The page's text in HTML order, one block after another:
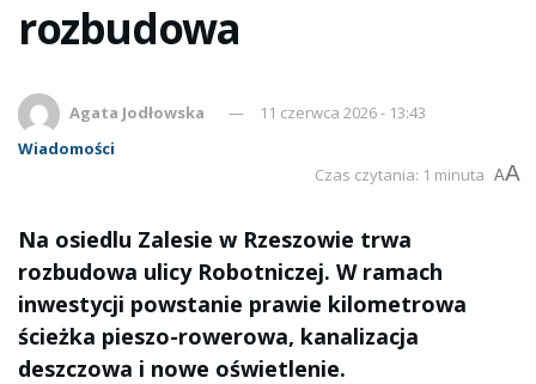
rozbudowa
Agata Jodłowska
11 czerwca 2026 - 13:43
Wiadomości
Czas czytania: 1 minuta AA
Na osiedlu Zalesie w Rzeszowie trwa
rozbudowa ulicy Robotniczej. W ramach
inwestycji powstanie prawie kilometrowa
ścieżka pieszo-rowerowa, kanalizacja
deszczowa i nowe oświetlenie.